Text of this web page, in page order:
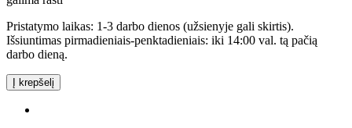
Pristatymo laikas: 1-3 darbo dienos (užsienyje gali skirtis).
Išsiuntimas pirmadieniais-penktadieniais: iki 14:00 val. tą pačią
darbo dieną.
Į krepšelį